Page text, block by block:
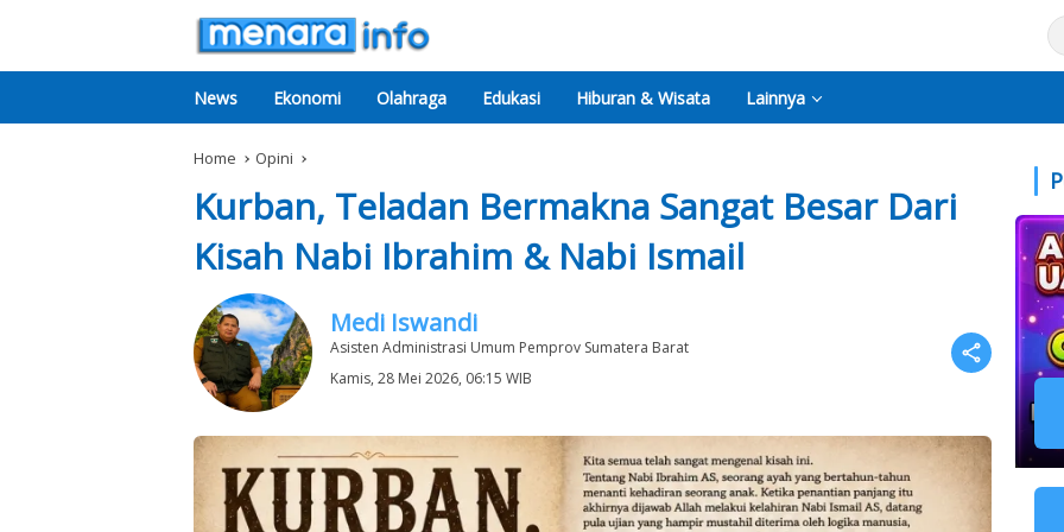
News Ekonomi Olahraga Edukasi Hiburan & Wisata Lainnya
Home Opini
Kurban, Teladan Bermakna Sangat Besar Dari
Kisah Nabi Ibrahim & Nabi Ismail
Medi Iswandi
Asisten Administrasi Umum Pemprov Sumatera Barat
Kamis, 28 Mei 2026, 06:15 WIB